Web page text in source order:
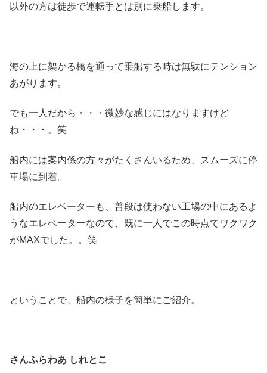
以外の方は徒歩で運転手とは別に乗船します。
海の上に架かる橋を通って乗船する時は無駄にテンション
あがります。
でも一人だから・・・微妙な感じにはなりますけど
ね・・・。笑
船内には案内係の方々がたくさんいるため、スムーズに停
車場に到着。
船内のエレベーターも、普段は使わない工場の中にあるよ
うなエレベーターなので、既に一人でこの時点でワクワク
がMAXでした。。笑
ということで、船内の様子を簡単にご紹介。
さんふらわあ しれとこ